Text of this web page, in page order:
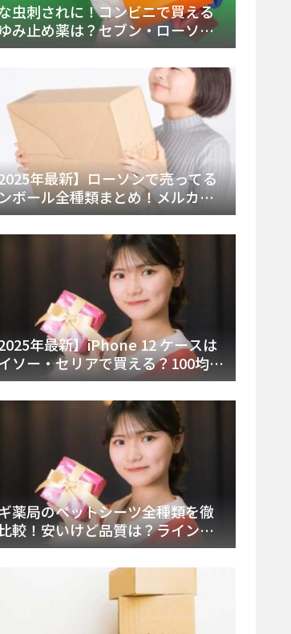
虫刺されに！コンビニで買える
み止め薬は？セブン・ローソ
ファミマの販売状況と定番商品
年最新】ローソンで売ってる
ボール全種類まとめ！メルカリ
ゆうパック対応サイズと価格を
解説
2025年最新】iPhone 12 ケースは
ソー・セリアで買える？100均の
状況と失敗しない選び方を徹底
！
薬局のペットシーツ全種類を徹
較！安いけど品質は？ラインナ
と販売店（Amazon・楽天含む）